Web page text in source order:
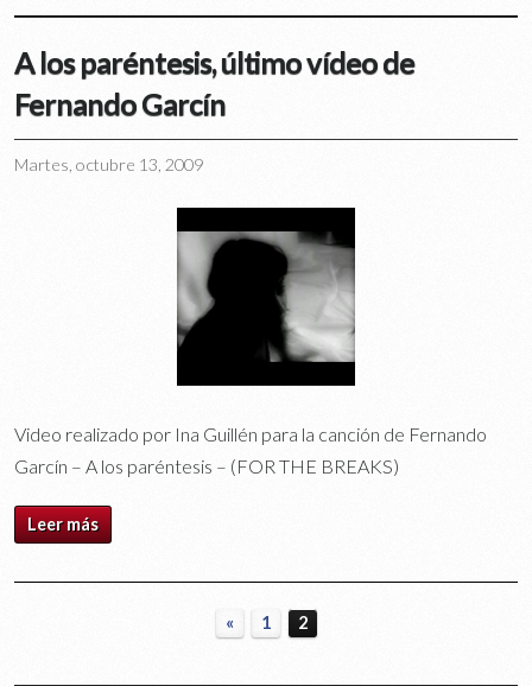
A los paréntesis, último vídeo de
Fernando Garcín
Martes, octubre 13, 2009
Video realizado por Ina Guillén para la canción de Fernando
Garcín – A los paréntesis – (FOR THE BREAKS)
Leer más
« 1 2